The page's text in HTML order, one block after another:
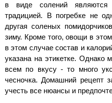
в виде солений
традицией. В погребке не
другая соленых
зиму. Кроме того, овощи в
в этом случае состав и
указана на этикетке. Однако
всем по вкусу - то много
чесночка. Домашний рецепт
учесть все нюансы и